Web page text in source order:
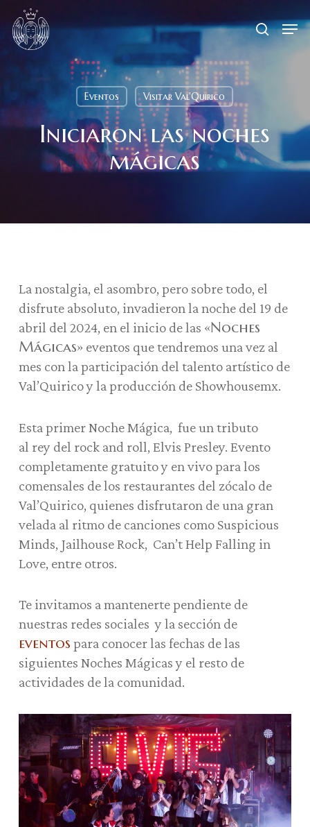
Skip
main
content
search
Menu
Eventos Visitar Val'Quirico
Iniciaron las noches
mágicas
La nostalgia, el asombro, pero sobre todo, el
disfrute absoluto, invadieron la noche del 19 de
abril del 2024, en el inicio de las «Noches
Mágicas»eventos que tendremos una vez al
mes con la participación del talento artístico de
Val’Quirico y la producción de Showhousemx.
Esta primer Noche Mágica, fue un tributo
al rey del rock and roll, Elvis Presley. Evento
completamente gratuito y en vivo para los
comensales de los restaurantes del zócalo de
Val’Quirico, quienes disfrutaron de una gran
velada al ritmo de canciones como Suspicious
Minds, Jailhouse Rock, Can’t Help Falling in
Love, entre otros.
Te invitamos a mantenerte pendiente de
nuestras redes sociales y la sección de
eventos para conocer las fechas de las
siguientes Noches Mágicas y el resto de
actividades de la comunidad.